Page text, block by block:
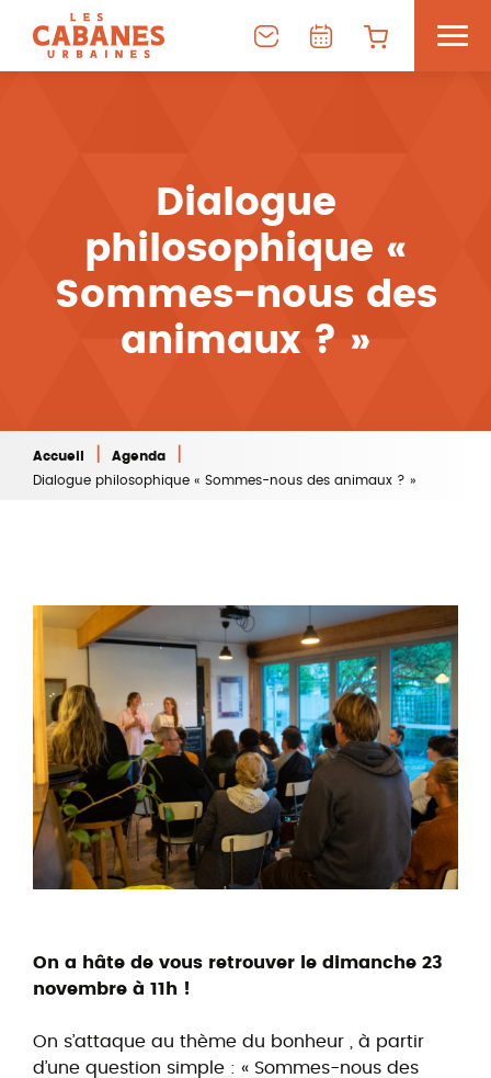
Dialogue
philosophique «
Sommes-nous des
animaux ? »
Accueil Agenda
Dialogue philosophique « Sommes-nous des animaux ? »
On a hâte de vous retrouver le dimanche 23
novembre à 11h !
On s’attaque au thème du bonheur , à partir
d’une question simple : « Sommes-nous des